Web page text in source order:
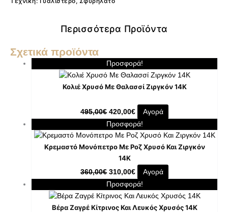
Περισσότερα Προϊόντα
Σχετικά προϊόντα
Προσφορά!
Κολιέ Χρυσό Με Θαλασσί Ζιργκόν 14K
495,00€ 420,00€
Αγορά
Προσφορά!
Κρεμαστό Μονόπετρο Με Ροζ Χρυσό Και Ζιργκόν
14K
360,00€ 310,00€
Αγορά
Προσφορά!
Βέρα Ζαγρέ Κίτρινος Και Λευκός Χρυσός 14Κ